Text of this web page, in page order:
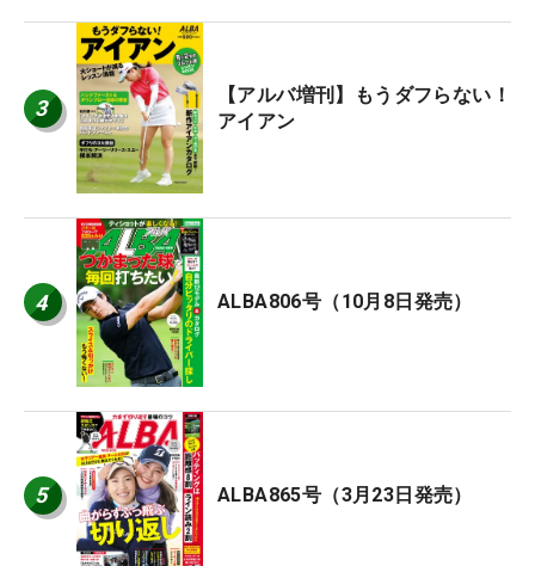
3
【アルバ増刊】もうダフらない！
アイアン
4 ALBA806号（10月8日発売）
5 ALBA865号（3月23日発売）